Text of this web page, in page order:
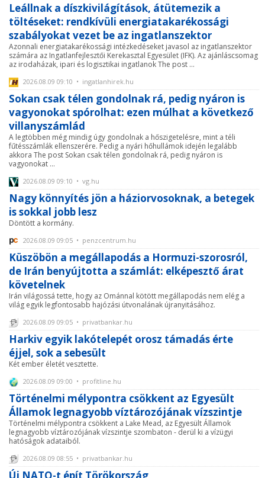
Leállnak a díszkivilágítások, átütemezik a
töltéseket: rendkívüli energiatakarékossági
szabályokat vezet be az ingatlanszektor
Azonnali energiatakarékossági intézkedéseket javasol az ingatlanszektor
számára az Ingatlanfejlesztői Kerekasztal Egyesület (IFK). Az ajánláscsomag
az irodaházak, ipari és logisztikai ingatlanok The post ...
2026.08.09 09:10 • ingatlanhirek.hu
Sokan csak télen gondolnak rá, pedig nyáron is
vagyonokat spórolhat: ezen múlhat a következő
villanyszámlád
A legtöbben még mindig úgy gondolnak a hőszigetelésre, mint a téli
fűtésszámlák ellenszerére. Pedig a nyári hőhullámok idején legalább
akkora The post Sokan csak télen gondolnak rá, pedig nyáron is
vagyonokat ...
2026.08.09 09:10 • vg.hu
Nagy könnyítés jön a háziorvosoknak, a betegek
is sokkal jobb lesz
Döntött a kormány.
2026.08.09 09:05 • penzcentrum.hu
Küszöbön a megállapodás a Hormuzi-szorosról,
de Irán benyújtotta a számlát: elképesztő árat
követelnek
Irán világossá tette, hogy az Ománnal kötött megállapodás nem elég a
világ egyik legfontosabb hajózási útvonalának újranyitásához.
2026.08.09 09:05 • privatbankar.hu
Harkiv egyik lakótelepét orosz támadás érte
éjjel, sok a sebesült
Két ember életét vesztette.
2026.08.09 09:00 • profitline.hu
Történelmi mélypontra csökkent az Egyesült
Államok legnagyobb víztározójának vízszintje
Történelmi mélypontra csökkent a Lake Mead, az Egyesült Államok
legnagyobb víztározójának vízszintje szombaton - derül ki a vízügyi
hatóságok adataiból.
2026.08.09 08:55 • privatbankar.hu